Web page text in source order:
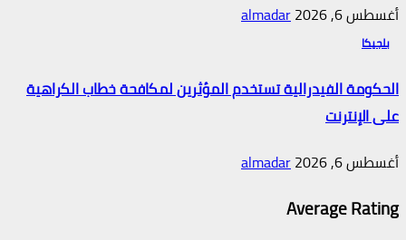
أغسطس 6, 2026
almadar
بلجيكا
الحكومة الفيدرالية تستخدم المؤثرين لمكافحة خطاب الكراهية
على الإنترنت
أغسطس 6, 2026
almadar
Average Rating